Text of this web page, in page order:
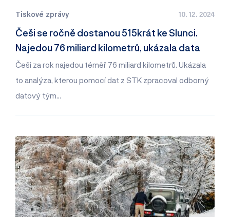
Tiskové zprávy 10. 12. 2024
Češi se ročně dostanou 515krát ke Slunci.
Najedou 76 miliard kilometrů, ukázala data
Češi za rok najedou téměř 76 miliard kilometrů. Ukázala
to analýza, kterou pomocí dat z STK zpracoval odborný
datový tým…